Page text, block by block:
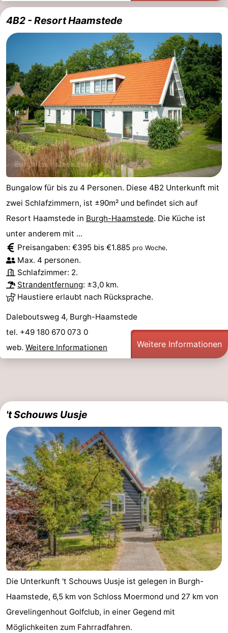
4B2 - Resort Haamstede
Bungalow für bis zu 4 Personen. Diese 4B2 Unterkunft mit
zwei Schlafzimmern, ist ±90m² und befindet sich auf
Resort Haamstede in Burgh-Haamstede. Die Küche ist
unter anderem mit ...
Preisangaben: €395 bis €1.885 pro Woche.
Max. 4 personen.
Schlafzimmer: 2.
Strandentfernung: ±3,0 km.
Haustiere erlaubt nach Rücksprache.
Daleboutsweg 4, Burgh-Haamstede
tel. +49 180 670 073 0
web. Weitere Informationen Weitere Informationen
't Schouws Uusje
Die Unterkunft 't Schouws Uusje ist gelegen in Burgh-
Haamstede, 6,5 km von Schloss Moermond und 27 km von
Grevelingenhout Golfclub, in einer Gegend mit
Möglichkeiten zum Fahrradfahren.